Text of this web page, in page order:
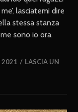
lasciatemi dire
stessa stanza
sono io ora.
2021
LASCIA UN